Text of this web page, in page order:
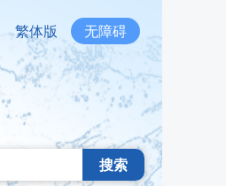
繁体版 无障碍
搜索